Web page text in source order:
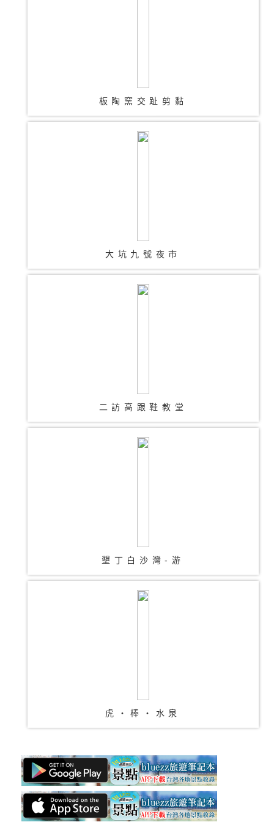
板陶窯交趾剪黏
大坑九號夜市
二訪高跟鞋教堂
墾丁白沙灣-游
虎‧棒‧水泉